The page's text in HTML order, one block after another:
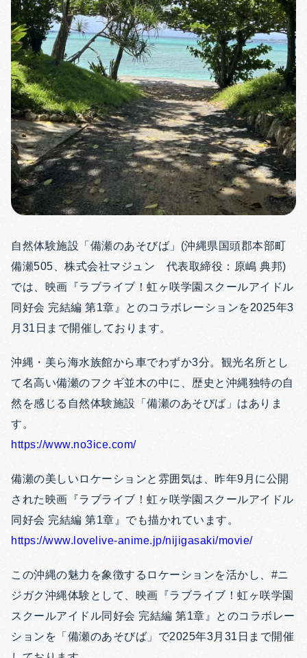
自然体験施設「備瀬のあそびば」(沖縄県国頭郡本部町
備瀬505、株式会社マジュン 代表取締役：原嶋 典邦)
では、映画『ラブライブ！虹ヶ咲学園スクールアイドル
同好会 完結編 第1章』とのコラボレーションを2025年3
月31日まで開催しております。
沖縄・美ら海水族館から車でわずか3分。観光名所とし
て名高い備瀬のフクギ並木の中に、歴史と沖縄独特の自
然を感じる自然体験施設「備瀬のあそびば」はありま
す。
https://www.no3ice.com/
備瀬の美しいロケーションと雰囲気は、昨年9月に公開
された映画『ラブライブ！虹ヶ咲学園スクールアイドル
同好会 完結編 第1章』でも描かれています。
https://www.lovelive-anime.jp/nijigasaki/movie/
この沖縄の魅力を象徴するロケーションを活かし、#ニ
ジガク沖縄体験として、映画『ラブライブ！虹ヶ咲学園
スクールアイドル同好会 完結編 第1章』とのコラボレー
ションを「備瀬のあそびば」で2025年3月31日まで開催